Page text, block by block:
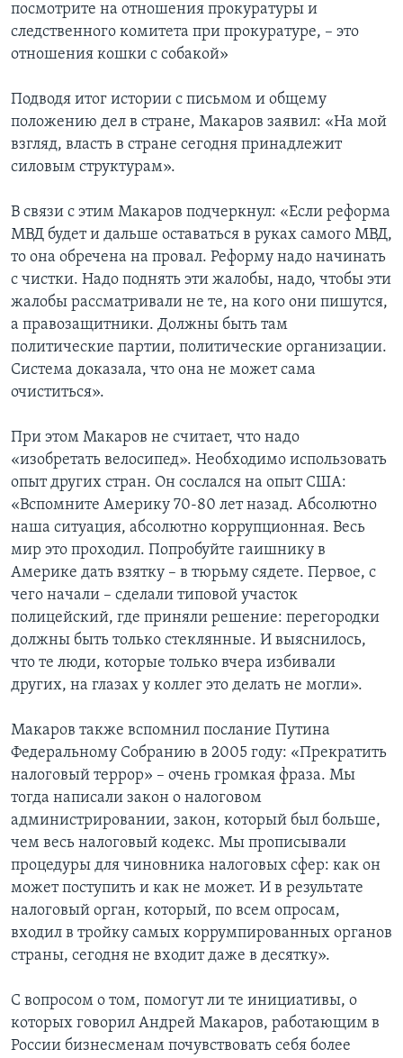
посмотрите на отношения прокуратуры и
следственного комитета при прокуратуре, – это
отношения кошки с собакой»
Подводя итог истории с письмом и общему
положению дел в стране, Макаров заявил: «На мой
взгляд, власть в стране сегодня принадлежит
силовым структурам».
В связи с этим Макаров подчеркнул: «Если реформа
МВД будет и дальше оставаться в руках самого МВД,
то она обречена на провал. Реформу надо начинать
с чистки. Надо поднять эти жалобы, надо, чтобы эти
жалобы рассматривали не те, на кого они пишутся,
а правозащитники. Должны быть там
политические партии, политические организации.
Система доказала, что она не может сама
очиститься».
При этом Макаров не считает, что надо
«изобретать велосипед». Необходимо использовать
опыт других стран. Он сослался на опыт США:
«Вспомните Америку 70-80 лет назад. Абсолютно
наша ситуация, абсолютно коррупционная. Весь
мир это проходил. Попробуйте гаишнику в
Америке дать взятку – в тюрьму сядете. Первое, с
чего начали – сделали типовой участок
полицейский, где приняли решение: перегородки
должны быть только стеклянные. И выяснилось,
что те люди, которые только вчера избивали
других, на глазах у коллег это делать не могли».
Макаров также вспомнил послание Путина
Федеральному Собранию в 2005 году: «Прекратить
налоговый террор» – очень громкая фраза. Мы
тогда написали закон о налоговом
администрировании, закон, который был больше,
чем весь налоговый кодекс. Мы прописывали
процедуры для чиновника налоговых сфер: как он
может поступить и как не может. И в результате
налоговый орган, который, по всем опросам,
входил в тройку самых коррумпированных органов
страны, сегодня не входит даже в десятку».
С вопросом о том, помогут ли те инициативы, о
которых говорил Андрей Макаров, работающим в
России бизнесменам почувствовать себя более